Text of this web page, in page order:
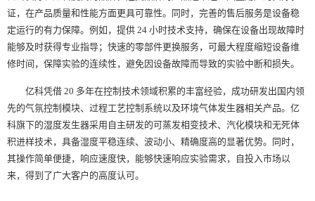
证，在产品质量和性能方面更具可靠性。同时，完善的售后服务是设备稳
定运行的有力保障。例如，提供 24 小时技术支持，确保在设备出现故障时
能够及时获得专业指导；快速的零部件更换服务，可最大程度缩短设备维
修时间，保障实验的连续性，避免因设备故障而导致的实验中断和损失。
亿科凭借 20 多年在控制技术领域积累的丰富经验，成功研发出国内领
先的气氛控制模块、过程工艺控制系统以及环境气体发生器相关产品。亿
科旗下的湿度发生器采用自主研发的可蒸发相变技术、汽化模块和无死体
积进样技术，具备湿度平稳连续、波动小、精确度高的显著优势。同时，
其操作简单便捷，响应速度快，能够快速响应实验需求，自投入市场以
来，得到了广大客户的高度认可。